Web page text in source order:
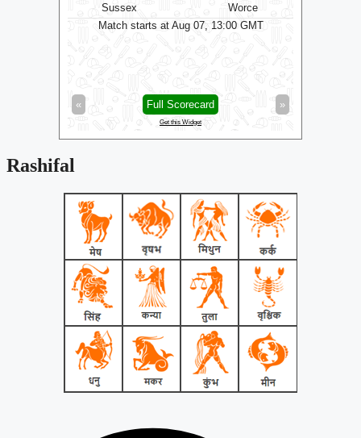
Somerset
Surrey
Surrey opt to bowl
« »
Full Scorecard
Get this Widget
Rashifal